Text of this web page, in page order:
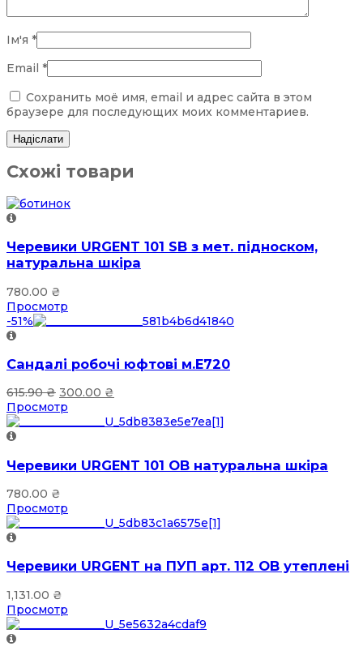
Ім'я *
Email *
Сохранить моё имя, email и адрес сайта в этом
браузере для последующих моих комментариев.
Схожі товари
Черевики URGENT 101 SB з мет. підноском,
натуральна шкіра
780.00 ₴
Просмотр
-51%
Сандалі робочі юфтові м.Е720
615.90₴ 300.00 ₴
Просмотр
Черевики URGENT 101 OB натуральна шкіра
780.00 ₴
Просмотр
Черевики URGENT на ПУП арт. 112 OB утеплені
1,131.00 ₴
Просмотр